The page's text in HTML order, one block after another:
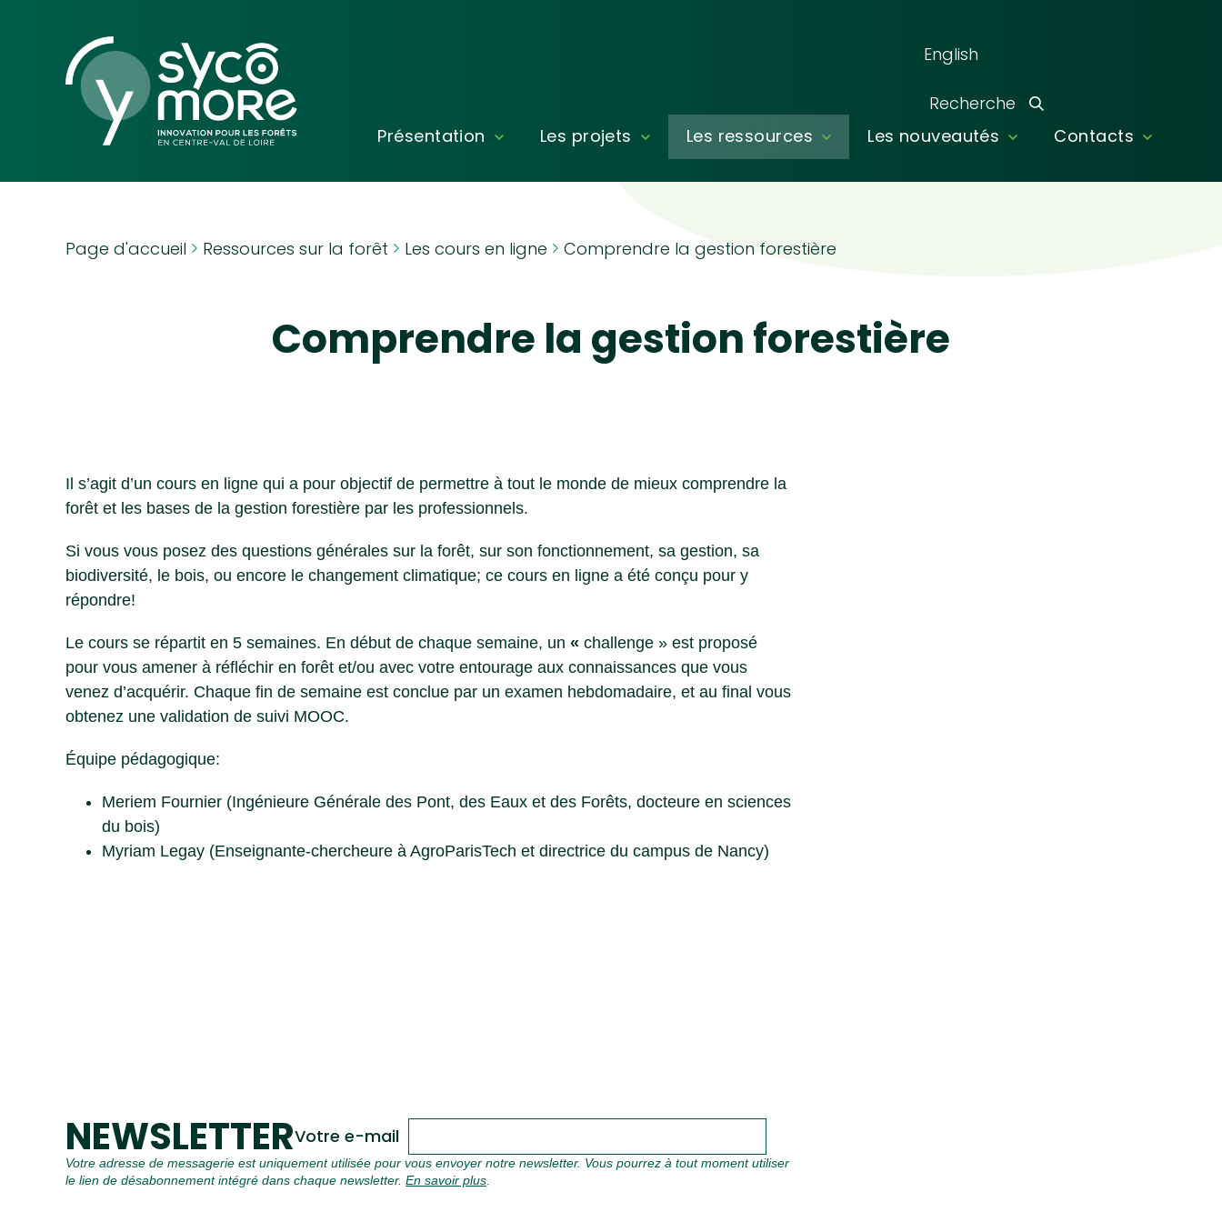
Présentation Les projets Les ressources Les nouveautés Contacts
English
Recherche
Page d'accueil Ressources sur la forêt Les cours en ligne Comprendre la gestion forestière
Comprendre la gestion forestière
Il s’agit d’un cours en ligne qui a pour objectif de permettre à tout le monde de mieux comprendre la
forêt et les bases de la gestion forestière par les professionnels.
Si vous vous posez des questions générales sur la forêt, sur son fonctionnement, sa gestion, sa
biodiversité, le bois, ou encore le changement climatique; ce cours en ligne a été conçu pour y
répondre!
Le cours se répartit en 5 semaines. En début de chaque semaine, un « challenge » est proposé
pour vous amener à réfléchir en forêt et/ou avec votre entourage aux connaissances que vous
venez d’acquérir. Chaque fin de semaine est conclue par un examen hebdomadaire, et au final vous
obtenez une validation de suivi MOOC.
Équipe pédagogique:
Meriem Fournier (Ingénieure Générale des Pont, des Eaux et des Forêts, docteure en sciences
du bois)
Myriam Legay (Enseignante-chercheure à AgroParisTech et directrice du campus de Nancy)
NEWSLETTERVotre e-mail
Votre adresse de messagerie est uniquement utilisée pour vous envoyer notre newsletter. Vous pourrez à tout moment utiliser
le lien de désabonnement intégré dans chaque newsletter. En savoir plus